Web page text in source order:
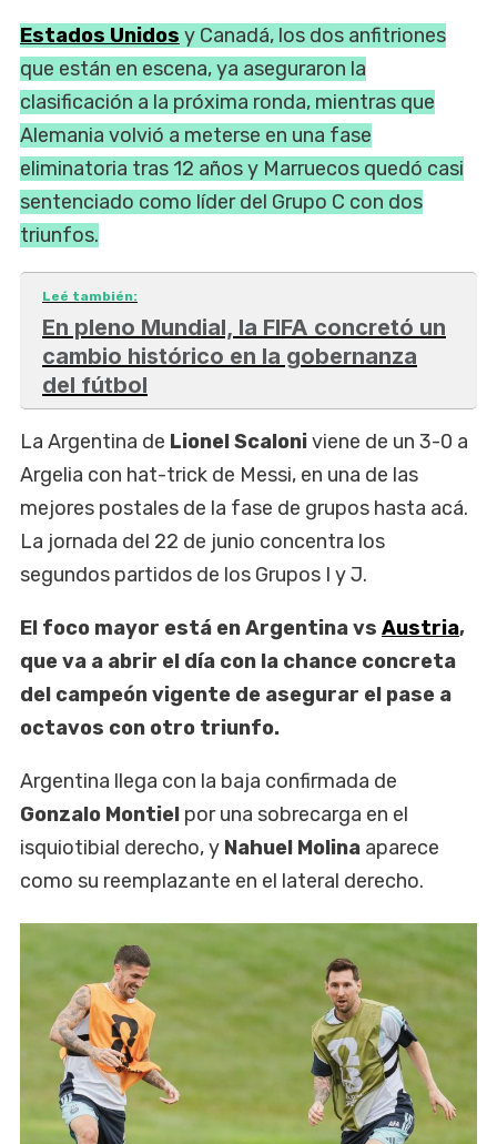
Estados Unidos y Canadá, los dos anfitriones
que están en escena, ya aseguraron la
clasificación a la próxima ronda, mientras que
Alemania volvió a meterse en una fase
eliminatoria tras 12 años y Marruecos quedó casi
sentenciado como líder del Grupo C con dos
triunfos.
Leé también:
En pleno Mundial, la FIFA concretó un
cambio histórico en la gobernanza
del fútbol
La Argentina de Lionel Scaloniviene de un 3-0 a
Argelia con hat-trick de Messi, en una de las
mejores postales de la fase de grupos hasta acá.
La jornada del 22 de junio concentra los
segundos partidos de los Grupos I y J.
El foco mayor está en Argentina vs Austria,
que va a abrir el día con la chance concreta
del campeón vigente de asegurar el pase a
octavos con otro triunfo.
Argentina llega con la baja confirmada de
Gonzalo Montiel por una sobrecarga en el
isquiotibial derecho, y Nahuel Molina aparece
como su reemplazante en el lateral derecho.